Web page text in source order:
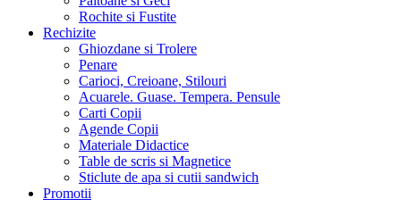
Rochite si Fustite
Rechizite
Ghiozdane si Trolere
Penare
Carioci, Creioane, Stilouri
Acuarele. Guase. Tempera. Pensule
Carti Copii
Agende Copii
Materiale Didactice
Table de scris si Magnetice
Sticlute de apa si cutii sandwich
Promotii